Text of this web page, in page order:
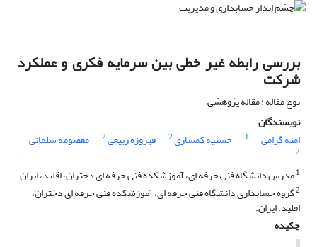
بررسی رابطه غیر خطی بین سرمایه فکری و عملکرد
شرکت
نوع مقاله : مقاله پژوهشی
نویسندگان
امنه گرامی
1 حسنیه کمساری2 فیروزه ربیعی2 معصومه سلمانی
2
1مدرس دانشگاه فنی حرفه ای، آموزشکده فنی حرفه ای دختران، اقلید، ایران.
2گروه حسابداری دانشگاه فنی حرفه ای، آموزشکده فنی حرفه ای دختران،
اقلید، ایران.
چکیده